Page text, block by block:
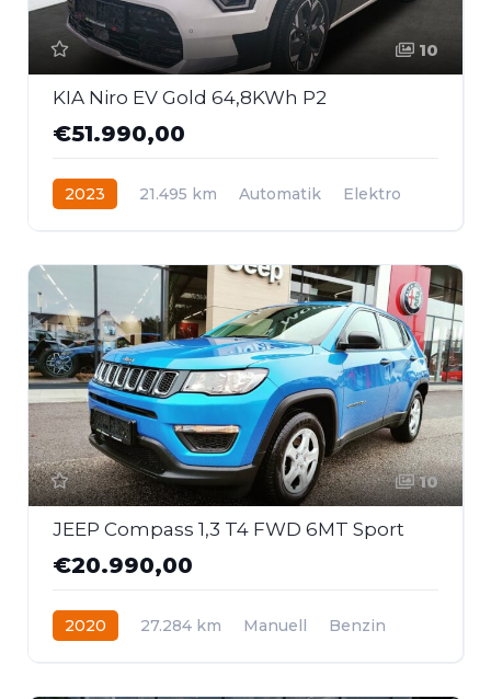
10
KIA Niro EV Gold 64,8KWh P2
€51.990,00
2023 21.495 km Automatik
Elektro
10
JEEP Compass 1,3 T4 FWD 6MT Sport
€20.990,00
2020 27.284 km Manuell
Benzin